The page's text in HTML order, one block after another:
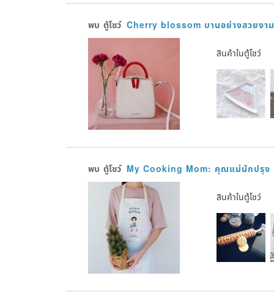
พบ ตู้โชว์ Cherry blossom บานอย่างสวยงาม
สินค้าในตู้โชว์
พบ ตู้โชว์ My Cooking Mom: คุณแม่นักปรุง
สินค้าในตู้โชว์